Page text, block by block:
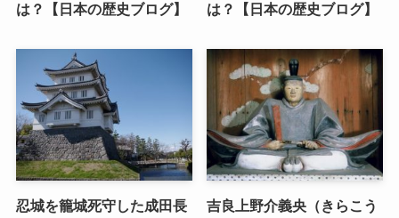
は？【日本の歴史ブログ】
は？【日本の歴史ブログ】
忍城を籠城死守した成田長
吉良上野介義央（きらこう